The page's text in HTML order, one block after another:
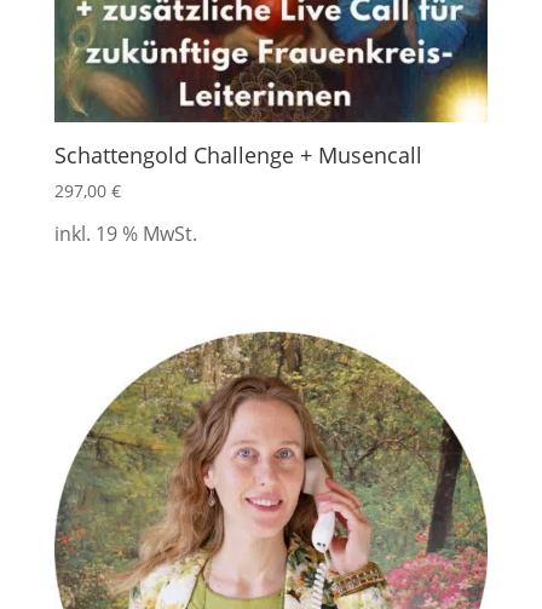
Schattengold Challenge + Musencall
297,00 €
inkl. 19 % MwSt.